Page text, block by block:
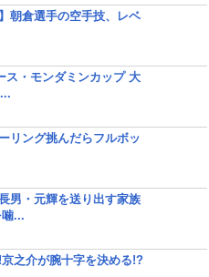
朝倉選手の空手技、レベ
ス・モンダミンカップ 大
リング挑んだらフルボッ
男・元輝を送り出す家族
...
之介が腕十字を決める!?